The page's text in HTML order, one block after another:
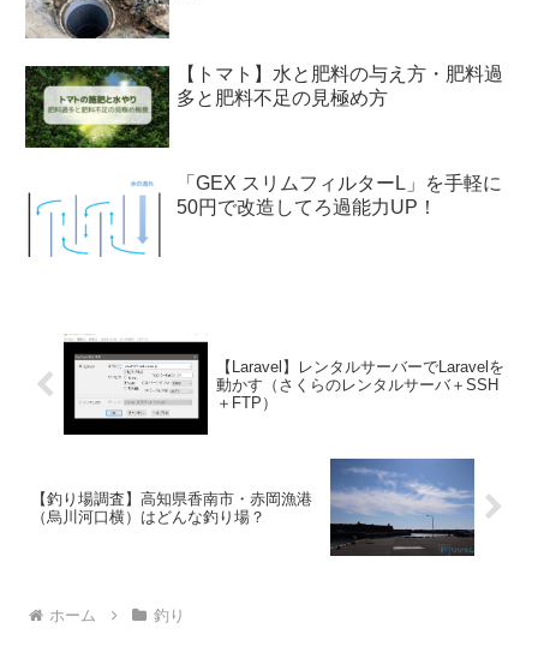
【トマト】水と肥料の与え方・肥料過
多と肥料不足の見極め方
「GEX スリムフィルターL」を手軽に
50円で改造してろ過能力UP！
【Laravel】レンタルサーバーでLaravelを
動かす（さくらのレンタルサーバ＋SSH
＋FTP）
【釣り場調査】高知県香南市・赤岡漁港
（烏川河口横）はどんな釣り場？
ホーム 釣り